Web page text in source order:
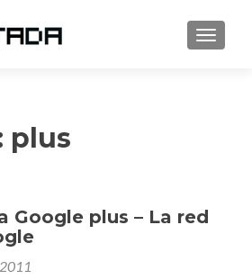
plus
Google plus – La red